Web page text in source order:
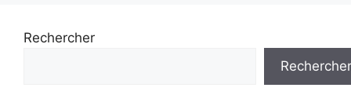
Rechercher
Rechercher